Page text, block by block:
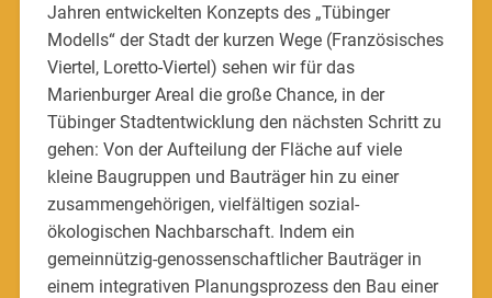
Jahren entwickelten Konzepts des „Tübinger
Modells“ der Stadt der kurzen Wege (Französisches
Viertel, Loretto-Viertel) sehen wir für das
Marienburger Areal die große Chance, in der
Tübinger Stadtentwicklung den nächsten Schritt zu
gehen: Von der Aufteilung der Fläche auf viele
kleine Baugruppen und Bauträger hin zu einer
zusammengehörigen, vielfältigen sozial-
ökologischen Nachbarschaft. Indem ein
gemeinnützig-genossenschaftlicher Bauträger in
einem integrativen Planungsprozess den Bau einer